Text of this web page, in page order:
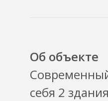
Об объекте
себя 2